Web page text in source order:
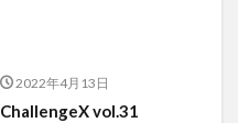
2022年4月13日
ChallengeX vol.31